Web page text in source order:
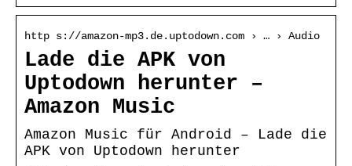
http s://amazon-mp3.de.uptodown.com › … › Audio
Lade die APK von
Uptodown herunter –
Amazon Music
Amazon Music für Android – Lade die
APK von Uptodown herunter